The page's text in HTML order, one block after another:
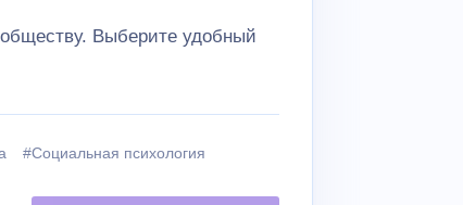
Выберите удобный
#Социальная психология